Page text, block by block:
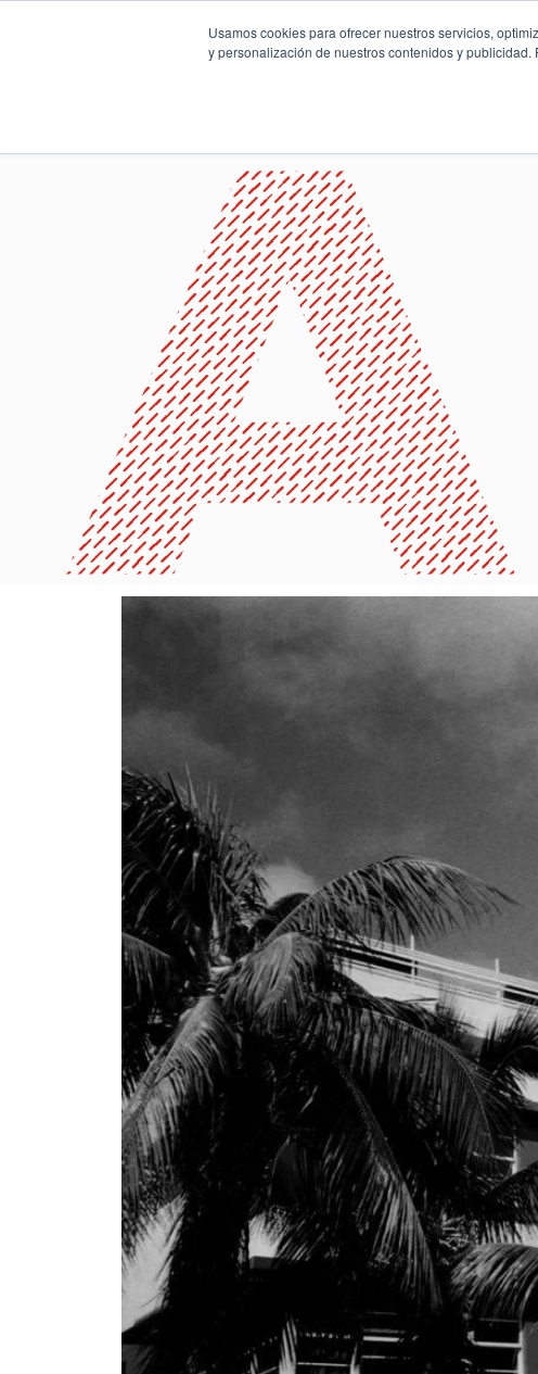
Usamos cookies para ofrecer nuestros servicios,
y personalización de nuestros contenidos y